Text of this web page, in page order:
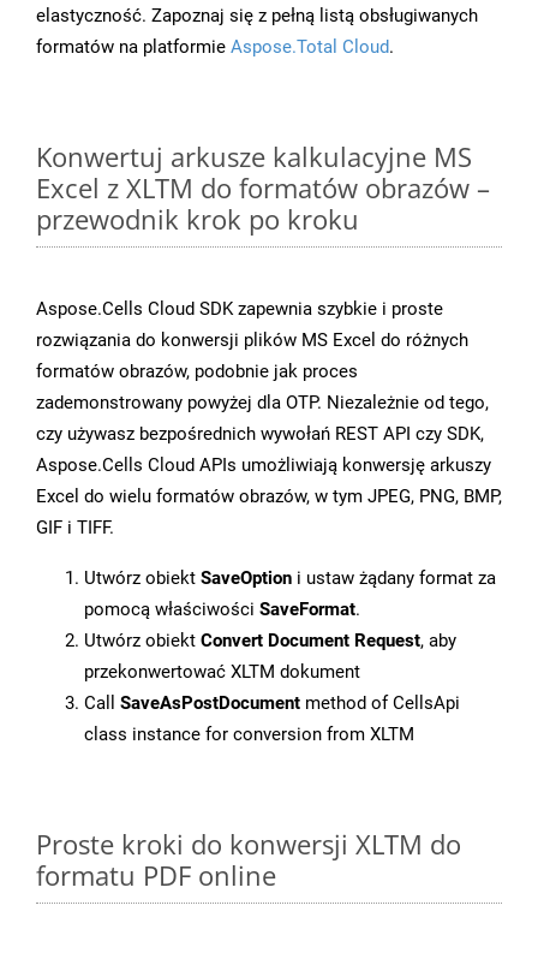
elastyczność. Zapoznaj się z pełną listą obsługiwanych
formatów na platformie Aspose.Total Cloud.
Konwertuj arkusze kalkulacyjne MS
Excel z XLTM do formatów obrazów –
przewodnik krok po kroku
Aspose.Cells Cloud SDK zapewnia szybkie i proste
rozwiązania do konwersji plików MS Excel do różnych
formatów obrazów, podobnie jak proces
zademonstrowany powyżej dla OTP. Niezależnie od tego,
czy używasz bezpośrednich wywołań REST API czy SDK,
Aspose.Cells Cloud APIs umożliwiają konwersję arkuszy
Excel do wielu formatów obrazów, w tym JPEG, PNG, BMP,
GIF i TIFF.
Utwórz obiekt SaveOption i ustaw żądany format za
pomocą właściwości SaveFormat.
Utwórz obiekt Convert Document Request, aby
przekonwertować XLTM dokument
Call SaveAsPostDocument method of CellsApi
class instance for conversion from XLTM
Proste kroki do konwersji XLTM do
formatu PDF online